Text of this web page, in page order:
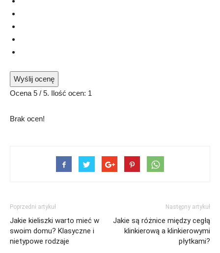
Wyślij ocenę
Ocena 5 / 5. Ilość ocen: 1
Brak ocen!
Poprzedni artykuł
Jakie kieliszki warto mieć w
swoim domu? Klasyczne i
nietypowe rodzaje
Następny artykuł
Jakie są różnice między cegłą
klinkierową a klinkierowymi
płytkami?